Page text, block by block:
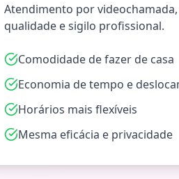
Atendimento por
qualidade e sigilo profissional.
Comodidade de fazer de casa
Economia de tempo e
Horários mais flexíveis
Mesma eficácia e privacidade